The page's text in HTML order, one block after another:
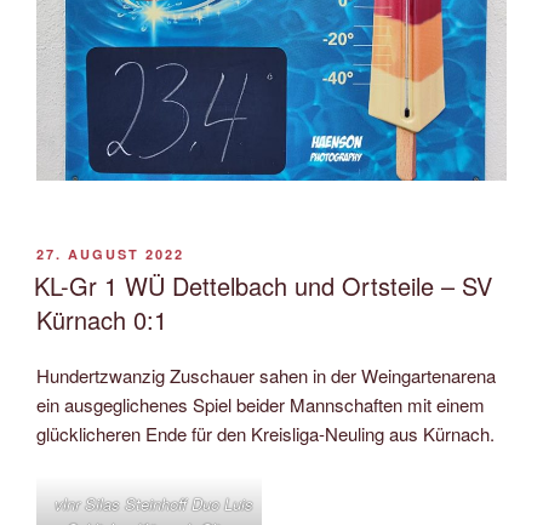
VERÖFFENTLICHT
AM
27. AUGUST 2022
KL-Gr 1 WÜ Dettelbach und Ortsteile – SV
Kürnach 0:1
Hundertzwanzig Zuschauer sahen in der Weingartenarena
ein ausgeglichenes Spiel beider Mannschaften mit einem
glücklicheren Ende für den Kreisliga-Neuling aus Kürnach.
vlnr Silas Steinhoff Duo Luis